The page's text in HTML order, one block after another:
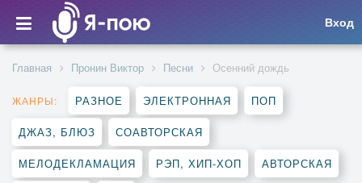
Вход
Главная Пронин Виктор Песни Осенний дождь
ЖАНРЫ: РАЗНОЕ ЭЛЕКТРОННАЯ ПОП
ДЖАЗ, БЛЮЗ СОАВТОРСКАЯ
МЕЛОДЕКЛАМАЦИЯ РЭП, ХИП-ХОП АВТОРСКАЯ